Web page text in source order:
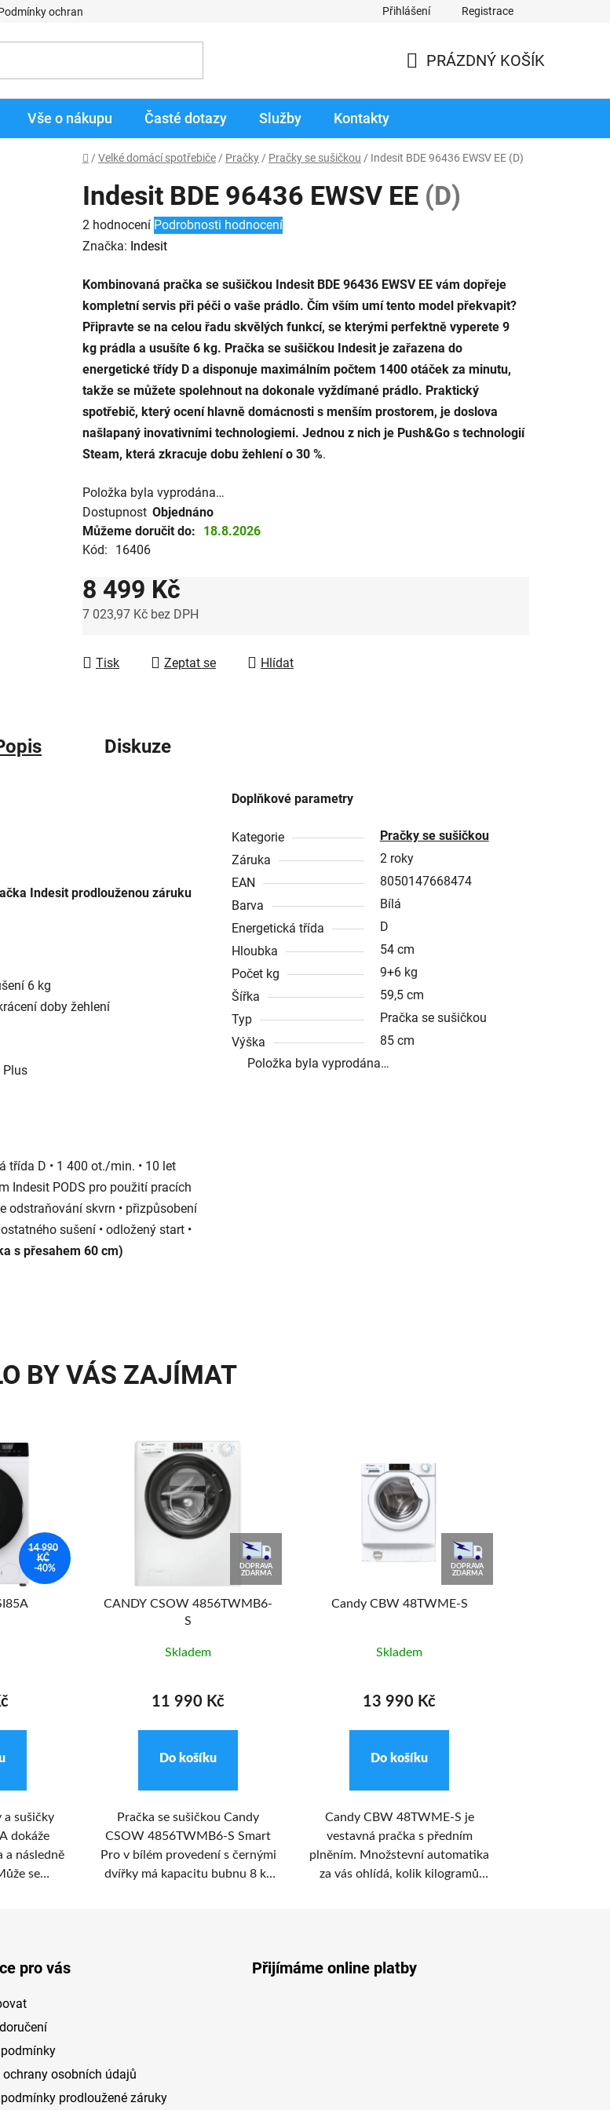
ochrany osobních údajů Obchodní podmínky prodloužené záruky Reklamace zboží v záruční době
Přihlášení Registrace
PRÁZDNÝ KOŠÍK
Vše o nákupu Časté dotazy Služby Kontakty
Domů
/ Velké domácí spotřebiče / Pračky / Pračky se sušičkou / Indesit BDE 96436 EWSV EE (D)
Indesit BDE 96436 EWSV EE (D)
Průměrné
hodnocení
je
5,0
z
5
hvězdiček.
2 hodnocení Podrobnosti hodnocení
Značka: Indesit
Kombinovaná pračka se sušičkou Indesit BDE 96436 EWSV EE vám dopřeje
kompletní servis při péči o vaše prádlo. Čím vším umí tento model překvapit?
Připravte se na celou řadu skvělých funkcí, se kterými perfektně vyperete 9
kg prádla a usušíte 6 kg. Pračka se sušičkou Indesit je zařazena do
energetické třídy D a disponuje maximálním počtem 1400 otáček za minutu,
takže se můžete spolehnout na dokonale vyždímané prádlo. Praktický
spotřebič, který ocení hlavně domácnosti s menším prostorem, je doslova
našlapaný inovativními technologiemi. Jednou z nich je Push&Go s technologií
Steam, která zkracuje dobu žehlení o 30 %.
Položka byla vyprodána…
Dostupnost Objednáno
Můžeme doručit do:
18.8.2026
Kód:
16406
8 499 Kč
7 023,97 Kč bez DPH
Tisk
Zeptat se Hlídat
Diskuze
Indesit prodlouženou záruku
6 kg
doby žehlení
Plus
třída D • 1 400 ot./min. • 10 let
Indesit PODS pro použití pracích
odstraňování skvrn • přizpůsobení
sušení • odložený start •
s přesahem 60 cm)
Doplňkové parametry
Kategorie
Pračky se sušičkou
Záruka
2 roky
EAN
8050147668474
Barva
Bílá
Energetická třída
D
Hloubka
54 cm
Počet kg
9+6 kg
Šířka
59,5 cm
Typ
Pračka se sušičkou
Výška
85 cm
Položka byla vyprodána…
BY VÁS ZAJÍMAT
14 990
KČ
-40%
a sušičky
dokáže
a následně
se
DOPRAVA
ZDARMA
CANDY CSOW 4856TWMB6-
S
Skladem
11 990 Kč
Do košíku
Pračka se sušičkou Candy
CSOW 4856TWMB6-S Smart
Pro v bílém provedení s černými
dvířky má kapacitu bubnu 8 kg
Fi programy pro praní a 4
možné ovládat i na dálku
prostřednictvím chytrého
DOPRAVA
ZDARMA
Candy CBW 48TWME-S
Skladem
13 990 Kč
Do košíku
Candy CBW 48TWME-S je
vestavná pračka s předním
plněním. Množstevní automatika
za vás ohlídá, kolik kilogramů
pro vás
ochrany osobních údajů
prodloužené záruky
Přijímáme online platby